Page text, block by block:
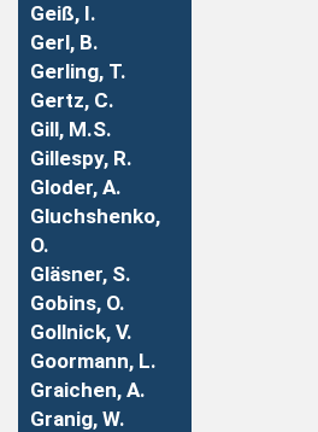
Geiß, I.
Gerl, B.
Gerling, T.
Gertz, C.
Gill, M.S.
Gillespy, R.
Gloder, A.
Gluchshenko,
O.
Gläsner, S.
Gobins, O.
Gollnick, V.
Goormann, L.
Graichen, A.
Granig, W.